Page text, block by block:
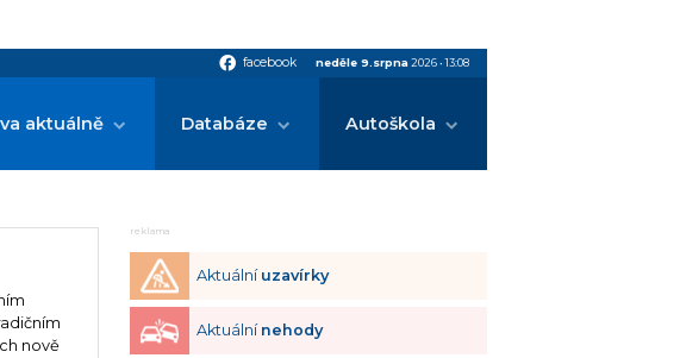
facebook facebook neděle 9.srpna 2026•13:08
aktuálně Databáze Autoškola
nově
reklama
Aktuální uzavírky
Aktuální nehody